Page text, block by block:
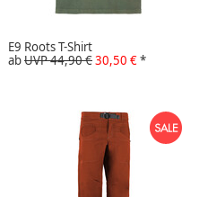
E9 Roots T-Shirt
abUVP 44,90 €30,50 €*